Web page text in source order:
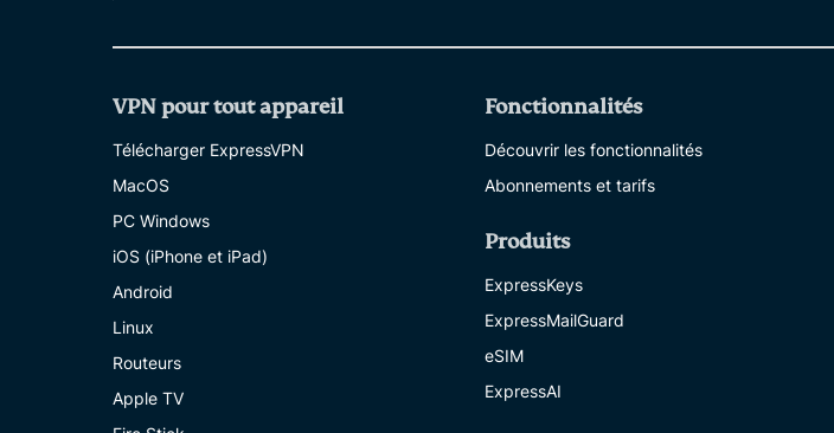
VPN pour tout appareil
Télécharger ExpressVPN
MacOS
PC Windows
iOS (iPhone et iPad)
Android
Linux
Routeurs
Apple TV
Fonctionnalités
Découvrir les fonctionnalités
Abonnements et tarifs
Produits
ExpressKeys
ExpressMailGuard
eSIM
ExpressAI